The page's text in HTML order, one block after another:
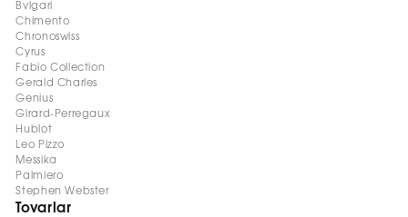
Bvlgari
Chimento
Chronoswiss
Cyrus
Fabio Collection
Gerald Charles
Genius
Girard-Perregaux
Hublot
Leo Pizzo
Messika
Palmiero
Stephen Webster
Tovarlar